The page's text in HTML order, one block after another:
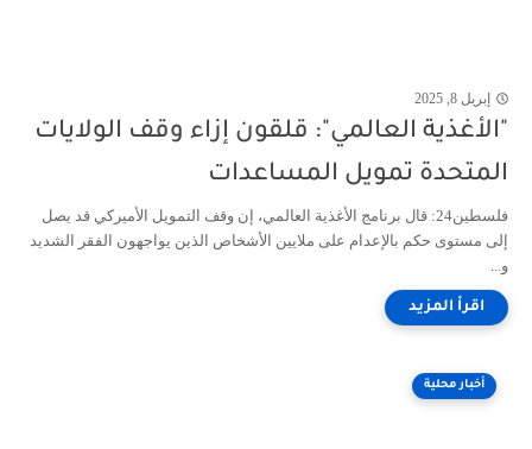
إبريل 8, 2025
"الأغذية العالمي": قلقون إزاء وقف الولايات
المتحدة تمويل المساعدات
فلسطين24: قال برنامج الأغذية العالمي، إن وقف التمويل الأميركي قد يصل
إلى مستوى حكم بالإعدام على ملايين الأشخاص الذين يواجهون الفقر الشديد
و...
أخبار محلية